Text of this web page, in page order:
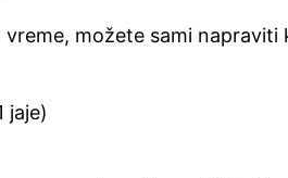
možete sami
jaje)